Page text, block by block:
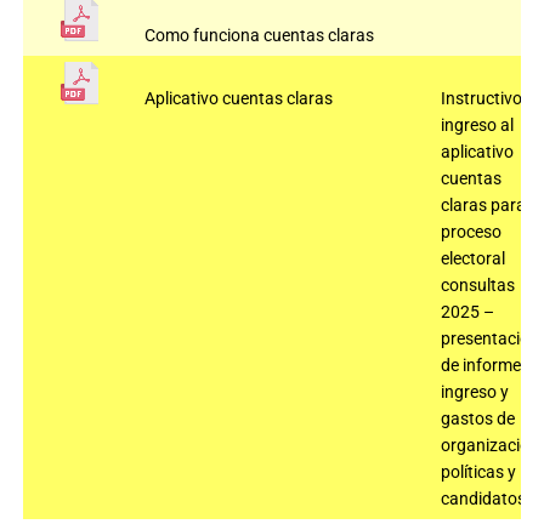
Como funciona cuentas claras
Aplicativo cuentas claras
Instructivo
ingreso al
aplicativo
cuentas
claras para el
proceso
electoral
consultas
2025 –
presentación
de informe de
ingreso y
gastos de
políticas y
candidatos